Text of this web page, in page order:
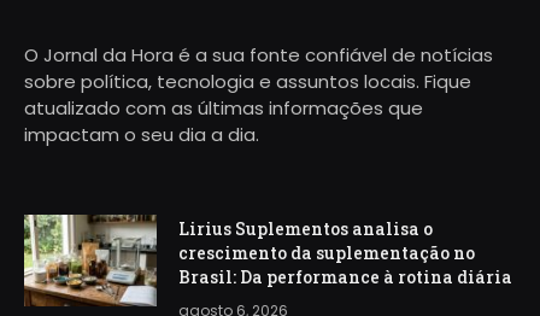
O Jornal da Hora é a sua fonte confiável de notícias
sobre política, tecnologia e assuntos locais. Fique
atualizado com as últimas informações que
impactam o seu dia a dia.
Lirius Suplementos analisa o
crescimento da suplementação no
Brasil: Da performance à rotina diária
agosto 6, 2026